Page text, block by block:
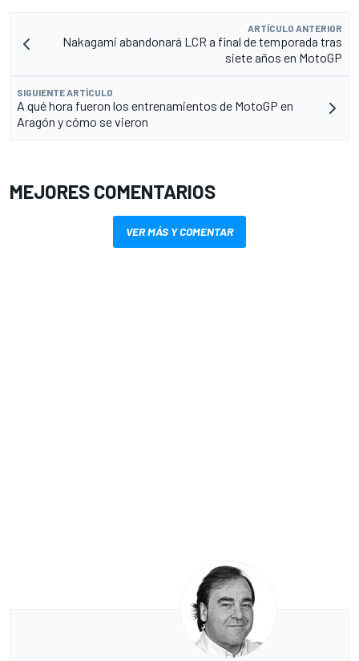
ARTÍCULO ANTERIOR
Nakagami abandonará LCR a final de temporada tras
siete años en MotoGP
SIGUIENTE ARTÍCULO
A qué hora fueron los entrenamientos de MotoGP en
Aragón y cómo se vieron
MEJORES COMENTARIOS
VER MÁS Y COMENTAR